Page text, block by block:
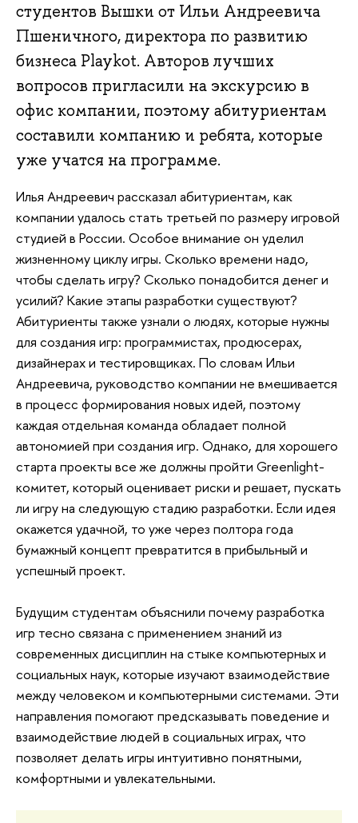
студентов Вышки от Ильи Андреевича
Пшеничного, директора по развитию
бизнеса Playkot. Авторов лучших
вопросов пригласили на экскурсию в
офис компании, поэтому абитуриентам
составили компанию и ребята, которые
уже учатся на программе.
Илья Андреевич рассказал абитуриентам, как
компании удалось стать третьей по размеру игровой
студией в России. Особое внимание он уделил
жизненному циклу игры. Сколько времени надо,
чтобы сделать игру? Сколько понадобится денег и
усилий? Какие этапы разработки существуют?
Абитуриенты также узнали о людях, которые нужны
для создания игр: программистах, продюсерах,
дизайнерах и тестировщиках. По словам Ильи
Андреевича, руководство компании не вмешивается
в процесс формирования новых идей, поэтому
каждая отдельная команда обладает полной
автономией при создания игр. Однако, для хорошего
старта проекты все же должны пройти Greenlight-
комитет, который оценивает риски и решает, пускать
ли игру на следующую стадию разработки. Если идея
окажется удачной, то уже через полтора года
бумажный концепт превратится в прибыльный и
успешный проект.
Будущим студентам объяснили почему разработка
игр тесно связана с применением знаний из
современных дисциплин на стыке компьютерных и
социальных наук, которые изучают взаимодействие
между человеком и компьютерными системами. Эти
направления помогают предсказывать поведение и
взаимодействие людей в социальных играх, что
позволяет делать игры интуитивно понятными,
комфортными и увлекательными.